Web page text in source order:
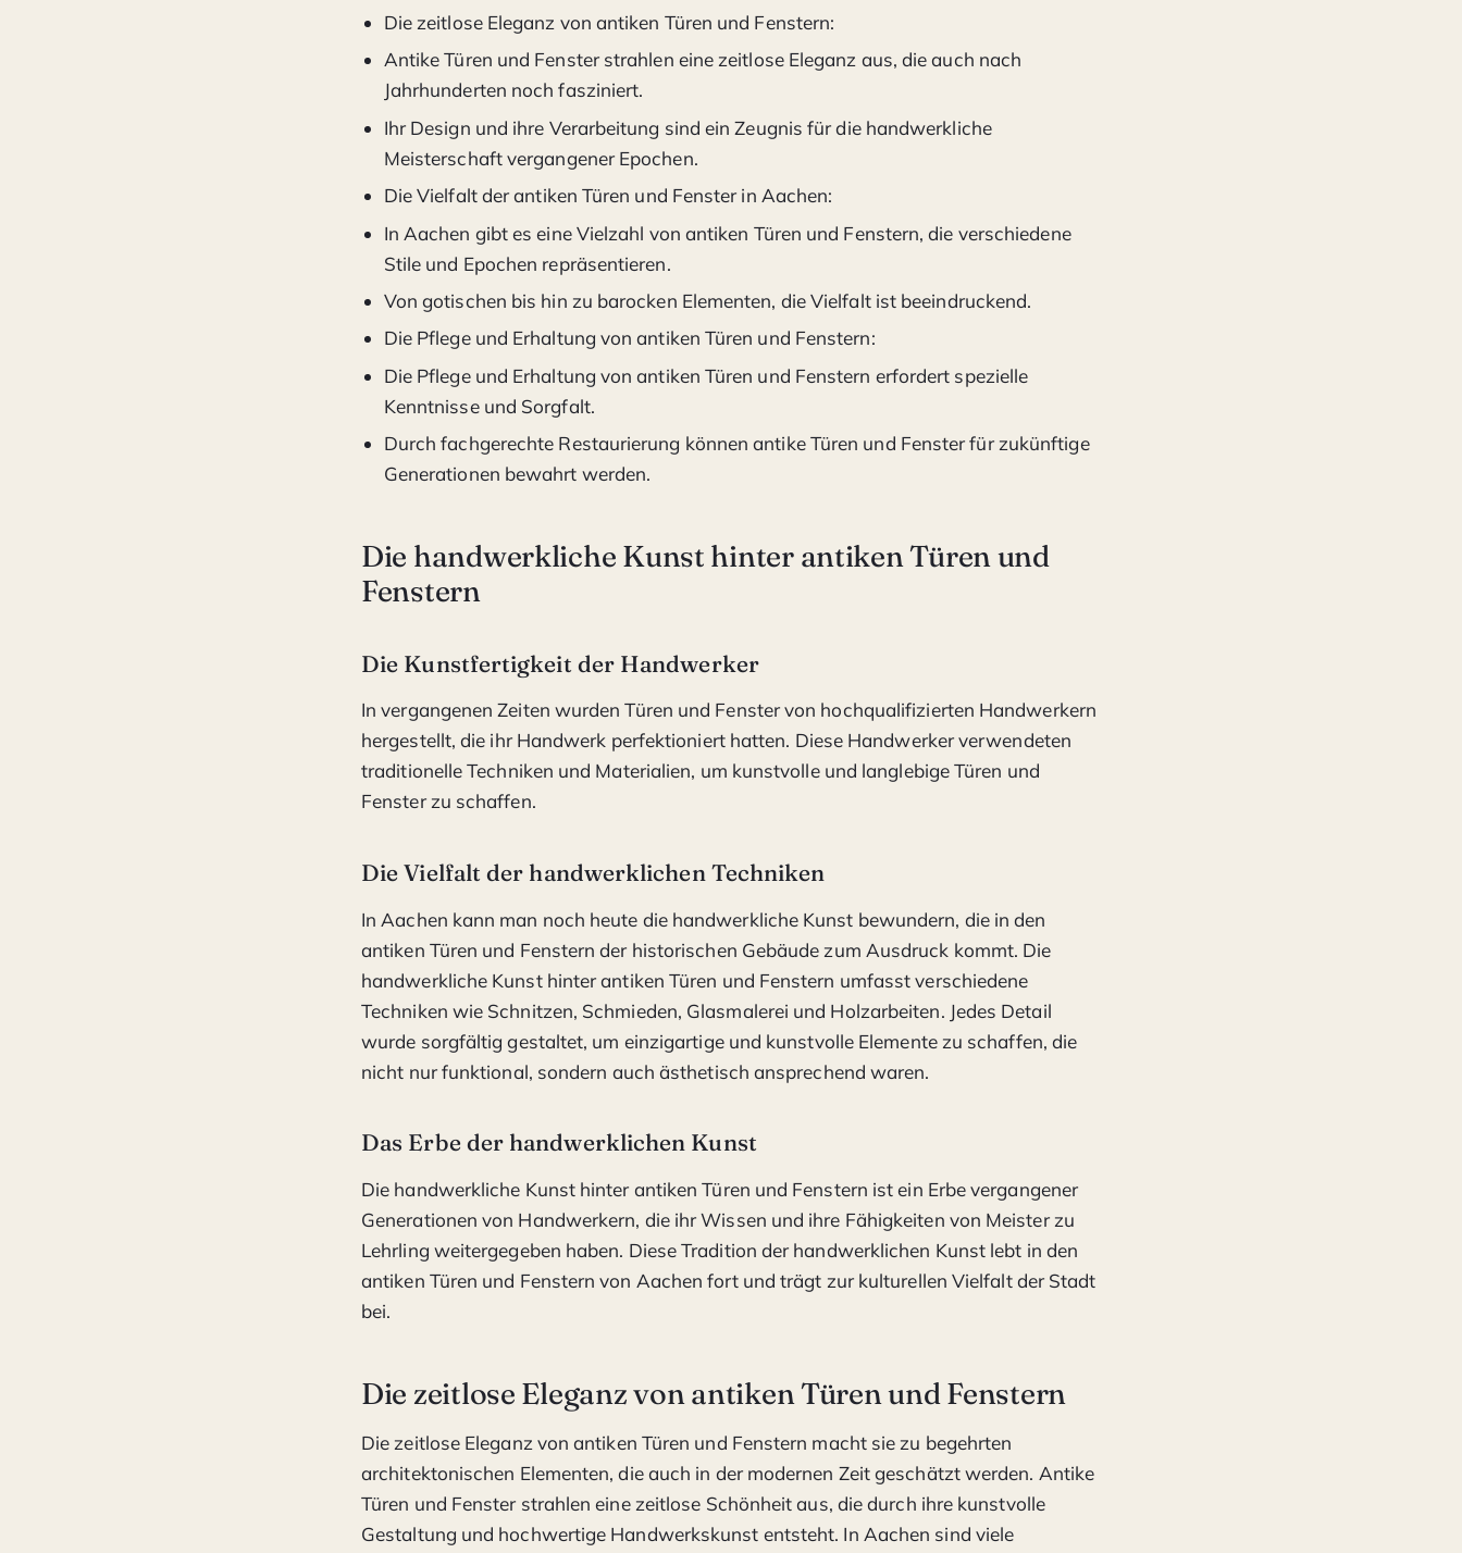
Die zeitlose Eleganz von antiken Türen und Fenstern:
Antike Türen und Fenster strahlen eine zeitlose Eleganz aus, die auch nach
Jahrhunderten noch fasziniert.
Ihr Design und ihre Verarbeitung sind ein Zeugnis für die handwerkliche
Meisterschaft vergangener Epochen.
Die Vielfalt der antiken Türen und Fenster in Aachen:
In Aachen gibt es eine Vielzahl von antiken Türen und Fenstern, die verschiedene
Stile und Epochen repräsentieren.
Von gotischen bis hin zu barocken Elementen, die Vielfalt ist beeindruckend.
Die Pflege und Erhaltung von antiken Türen und Fenstern:
Die Pflege und Erhaltung von antiken Türen und Fenstern erfordert spezielle
Kenntnisse und Sorgfalt.
Durch fachgerechte Restaurierung können antike Türen und Fenster für zukünftige
Generationen bewahrt werden.
Die handwerkliche Kunst hinter antiken Türen und
Fenstern
Die Kunstfertigkeit der Handwerker
In vergangenen Zeiten wurden Türen und Fenster von hochqualifizierten Handwerkern
hergestellt, die ihr Handwerk perfektioniert hatten. Diese Handwerker verwendeten
traditionelle Techniken und Materialien, um kunstvolle und langlebige Türen und
Fenster zu schaffen.
Die Vielfalt der handwerklichen Techniken
In Aachen kann man noch heute die handwerkliche Kunst bewundern, die in den
antiken Türen und Fenstern der historischen Gebäude zum Ausdruck kommt. Die
handwerkliche Kunst hinter antiken Türen und Fenstern umfasst verschiedene
Techniken wie Schnitzen, Schmieden, Glasmalerei und Holzarbeiten. Jedes Detail
wurde sorgfältig gestaltet, um einzigartige und kunstvolle Elemente zu schaffen, die
nicht nur funktional, sondern auch ästhetisch ansprechend waren.
Das Erbe der handwerklichen Kunst
Die handwerkliche Kunst hinter antiken Türen und Fenstern ist ein Erbe vergangener
Generationen von Handwerkern, die ihr Wissen und ihre Fähigkeiten von Meister zu
Lehrling weitergegeben haben. Diese Tradition der handwerklichen Kunst lebt in den
antiken Türen und Fenstern von Aachen fort und trägt zur kulturellen Vielfalt der Stadt
bei.
Die zeitlose Eleganz von antiken Türen und Fenstern
Die zeitlose Eleganz von antiken Türen und Fenstern macht sie zu begehrten
architektonischen Elementen, die auch in der modernen Zeit geschätzt werden. Antike
Türen und Fenster strahlen eine zeitlose Schönheit aus, die durch ihre kunstvolle
Gestaltung und hochwertige Handwerkskunst entsteht. In Aachen sind viele